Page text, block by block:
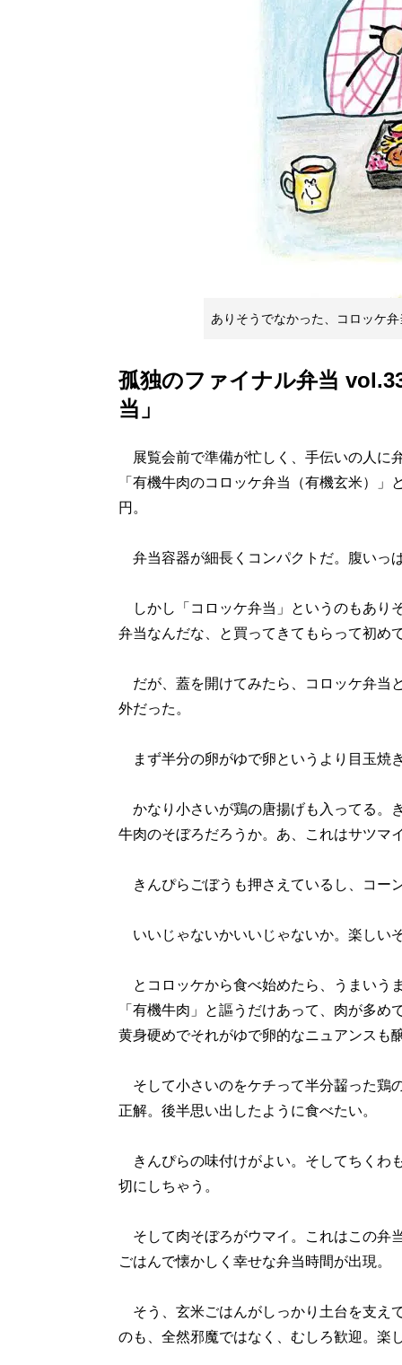
ありそうでなかった、コロッケ弁
孤独のファイナル弁当
当」
展覧会前で準備が忙しく、手伝いの人に
「有機牛肉のコロッケ弁当（有機玄米）
円。
弁当容器が細長くコンパクトだ。腹いっ
しかし「コロッケ弁当」というのもあり
弁当なんだな、と買ってきてもらって初め
だが、蓋を開けてみたら、コロッケ弁当
外だった。
まず半分の卵がゆで卵というより目玉焼
かなり小さいが鶏の唐揚げも入ってる。
牛肉のそぼろだろうか。あ、これはサツマ
きんぴらごぼうも押さえているし、コー
いいじゃないかいいじゃないか。楽しい
とコロッケから食べ始めたら、うまいう
「有機牛肉」と謳うだけあって、肉が多
黄身硬めでそれがゆで卵的なニュアンスも
そして小さいのをケチって半分齧った鶏
正解。後半思い出したように食べたい。
きんぴらの味付けがよい。そしてちくわ
切にしちゃう。
そして肉そぼろがウマイ。これはこの弁
ごはんで懐かしく幸せな弁当時間が出現。
そう、玄米ごはんがしっかり土台を支え
のも、全然邪魔ではなく、むしろ歓迎。楽